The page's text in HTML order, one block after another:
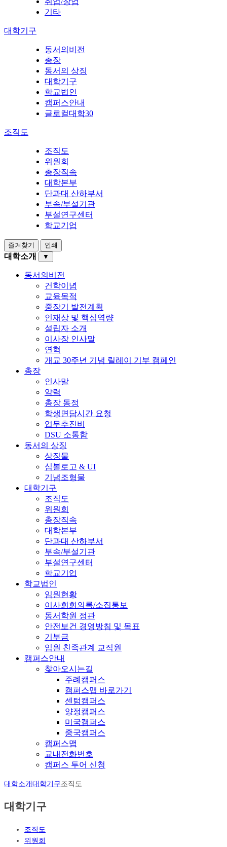
기타
대학기구
동서의비전
총장
동서의 상징
대학기구
학교법인
캠퍼스안내
글로컬대학30
조직도
조직도
위원회
총장직속
대학본부
단과대 산하부서
부속/부설기관
부설연구센터
학교기업
즐겨찾기 인쇄
대학소개 ▼
동서의비전
건학이념
교육목적
중장기 발전계획
인재상 및 핵심역량
설립자 소개
이사장 인사말
연혁
개교 30주년 기념 릴레이 기부 캠페인
총장
인사말
약력
총장 동정
학생면담시간 요청
업무추진비
DSU 소통함
동서의 상징
상징물
심볼로고 & UI
기념조형물
대학기구
조직도
위원회
총장직속
대학본부
단과대 산하부서
부속/부설기관
부설연구센터
학교기업
학교법인
임원현황
이사회회의록/소집통보
동서학원 정관
안전보건 경영방침 및 목표
기부금
임원 친족관계 교직원
캠퍼스안내
찾아오시는길
주례캠퍼스
캠퍼스맵 바로가기
센텀캠퍼스
양정캠퍼스
미국캠퍼스
중국캠퍼스
캠퍼스맵
교내전화번호
캠퍼스 투어 신청
대학소개 대학기구조직도
대학기구
조직도
위원회